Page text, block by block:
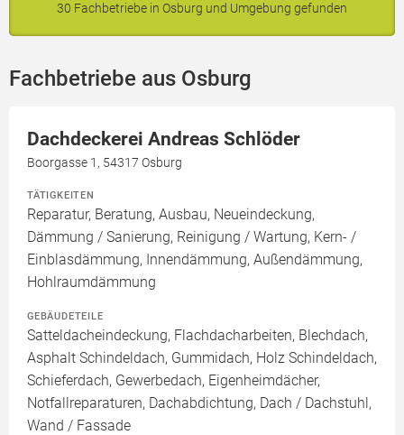
30 Fachbetriebe in Osburg und Umgebung gefunden
Fachbetriebe aus Osburg
Dachdeckerei Andreas Schlöder
Boorgasse 1, 54317 Osburg
TÄTIGKEITEN
Reparatur, Beratung, Ausbau, Neueindeckung,
Dämmung / Sanierung, Reinigung / Wartung, Kern- /
Einblasdämmung, Innendämmung, Außendämmung,
Hohlraumdämmung
GEBÄUDETEILE
Satteldacheindeckung, Flachdacharbeiten, Blechdach,
Asphalt Schindeldach, Gummidach, Holz Schindeldach,
Schieferdach, Gewerbedach, Eigenheimdächer,
Notfallreparaturen, Dachabdichtung, Dach / Dachstuhl,
Wand / Fassade